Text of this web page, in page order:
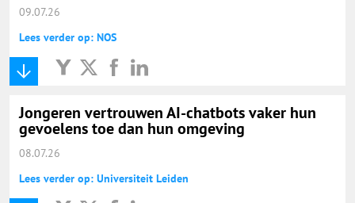
09.07.26
Lees verder op: NOS
Jongeren vertrouwen AI-chatbots vaker hun
gevoelens toe dan hun omgeving
08.07.26
Lees verder op: Universiteit Leiden